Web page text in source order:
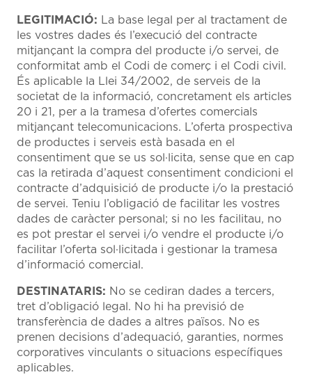
LEGITIMACIÓ: La base legal per al tractament de
les vostres dades és l’execució del contracte
mitjançant la compra del producte i/o servei, de
conformitat amb el Codi de comerç i el Codi civil.
És aplicable la Llei 34/2002, de serveis de la
societat de la informació, concretament els articles
20 i 21, per a la tramesa d’ofertes comercials
mitjançant telecomunicacions. L’oferta prospectiva
de productes i serveis està basada en el
consentiment que se us sol·licita, sense que en cap
cas la retirada d’aquest consentiment condicioni el
contracte d’adquisició de producte i/o la prestació
de servei. Teniu l’obligació de facilitar les vostres
dades de caràcter personal; si no les facilitau, no
es pot prestar el servei i/o vendre el producte i/o
facilitar l’oferta sol·licitada i gestionar la tramesa
d’informació comercial.
DESTINATARIS: No se cediran dades a tercers,
tret d’obligació legal. No hi ha previsió de
transferència de dades a altres països. No es
prenen decisions d’adequació, garanties, normes
corporatives vinculants o situacions específiques
aplicables.